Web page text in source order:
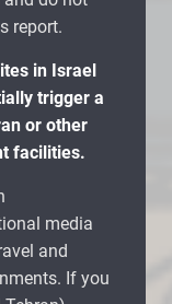
report.
in Israel
trigger a
or other
facilities.
media
and
If you